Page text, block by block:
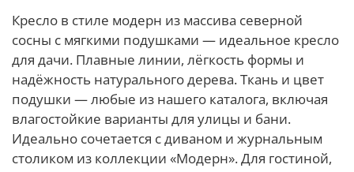
Кресло в стиле модерн из массива северной
сосны с мягкими подушками — идеальное кресло
для дачи. Плавные линии, лёгкость формы и
надёжность натурального дерева. Ткань и цвет
подушки — любые из нашего каталога, включая
влагостойкие варианты для улицы и бани.
Идеально сочетается с диваном и журнальным
столиком из коллекции «Модерн». Для гостиной,